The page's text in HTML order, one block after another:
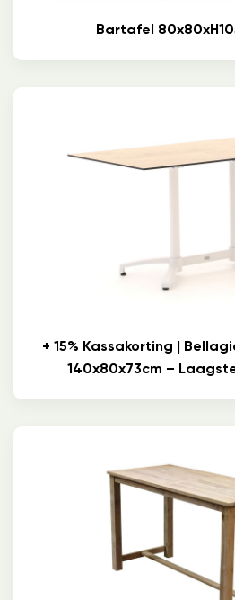
Bartafel
+ 15% Kassakorting |
140x80x73cm –